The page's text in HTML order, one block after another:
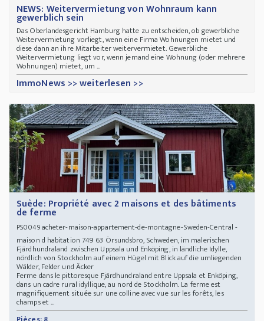
NEWS: Weitervermietung von Wohnraum kann
gewerblich sein
Das Oberlandesgericht Hamburg hatte zu entscheiden, ob gewerbliche
Weitervermietung vorliegt, wenn eine Firma Wohnungen mietet und
diese dann an ihre Mitarbeiter weitervermietet. Gewerbliche
Weitervermietung liegt vor, wenn jemand eine Wohnung (oder mehrere
Wohnungen) mietet, um ...
ImmoNews >> weiterlesen >>
Suède: Propriété avec 2 maisons et des bâtiments
de ferme
PS0049acheter-maison-appartement-de-montagne-Sweden-Central -
maison d habitation 749 63 Örsundsbro, Schweden, im malerischen
Fjärdhundraland zwischen Uppsala und Enköping, in ländliche Idylle,
nördlich von Stockholm auf einem Hügel mit Blick auf die umliegenden
Wälder, Felder und Äcker
Ferme dans le pittoresque Fjärdhundraland entre Uppsala et Enköping,
dans un cadre rural idyllique, au nord de Stockholm. La ferme est
magnifiquement située sur une colline avec vue sur les forêts, les
champs et ...